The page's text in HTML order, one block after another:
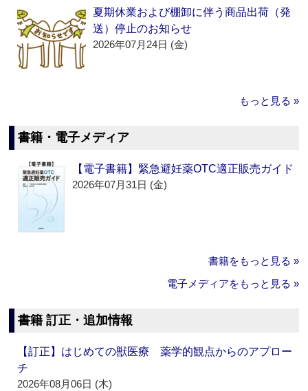
夏期休業および棚卸に伴う商品出荷（発
送）停止のお知らせ
2026年07月24日 (金)
もっと見る »
書籍・電子メディア
【電子書籍】緊急避妊薬OTC適正販売ガイド
2026年07月31日 (金)
書籍をもっと見る »
電子メディアをもっと見る »
書籍 訂正・追加情報
【訂正】はじめての獣医療 薬学的観点からのアプロー
チ
2026年08月06日 (木)